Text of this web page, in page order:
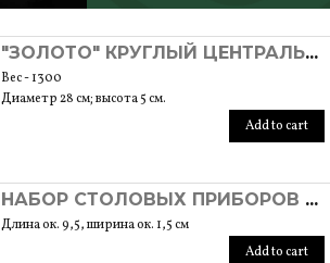
"ЗОЛОТО" КРУГЛЫЙ ЦЕНТРАЛЬНЫЙ ЭЛЕМЕНТ С СУСАЛЬНЫМ ЗОЛОТОМ
Вес - 1300
Диаметр 28 см; высота 5 см.
Add to cart
НАБОР СТОЛОВЫХ ПРИБОРОВ "МОСТ"
Длина ок. 9,5, ширина ок. 1,5 см
Add to cart